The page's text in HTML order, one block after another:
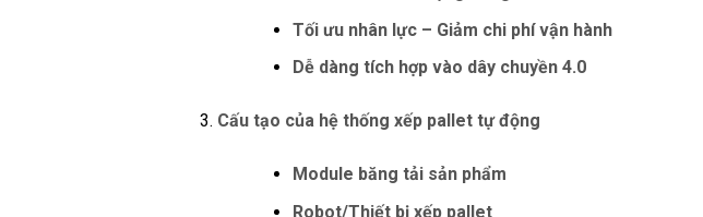
Tối ưu nhân lực – Giảm chi phí vận hành
Dễ dàng tích hợp vào dây chuyền 4.0
Cấu tạo của hệ thống xếp pallet tự động
Module băng tải sản phẩm
Robot/Thiết bị xếp pallet